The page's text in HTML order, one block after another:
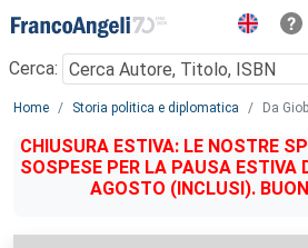
Menu
Cerca:
Main content
Home Storia politica e diplomatica Da
CHIUSURA ESTIVA: LE NOSTRE
SOSPESE PER LA PAUSA ESTIVA
AGOSTO (INCLUSI).